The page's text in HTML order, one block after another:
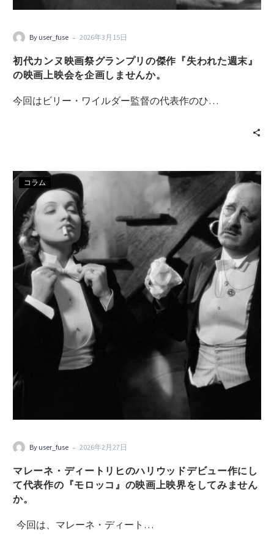
By user_fuse - 2026年3月15日
初代カンヌ映画祭グランプリの傑作『失われた週末』
の映画上映会を企画しませんか。
今回はビリー・ワイルダー監督の代表作のひ…
コラム
By user_fuse - 2026年2月27日
マレーネ・ディートリヒのハリウッドデビュー作にし
て代表作の『モロッコ』の映画上映界をしてみません
か。
今回は、マレーネ・ディート…